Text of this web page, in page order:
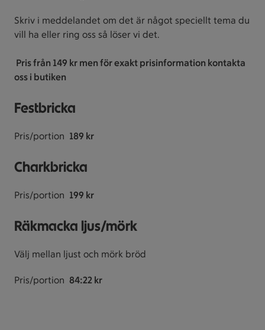
Skriv i meddelandet om det är något speciellt tema du
vill ha eller ring oss så löser vi det.
Pris från 149 kr men för exakt prisinformation kontakta
oss i butiken
Festbricka
Pris/portion 189 kr
Charkbricka
Pris/portion 199 kr
Räkmacka ljus/mörk
Välj mellan ljust och mörk bröd
Pris/portion 84:22 kr